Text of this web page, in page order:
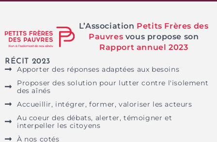
L’Association Petits Frères des
Pauvres vous propose son
Rapport annuel 2023
RÉCIT 2023
Apporter des réponses adaptées aux besoins
Proposer des solution pour lutter contre l'isolement
des aînés
Accueillir, intégrer, former, valoriser les acteurs
Au coeur des débats, alerter, témoigner et
interpeller les citoyens
À nos cotés